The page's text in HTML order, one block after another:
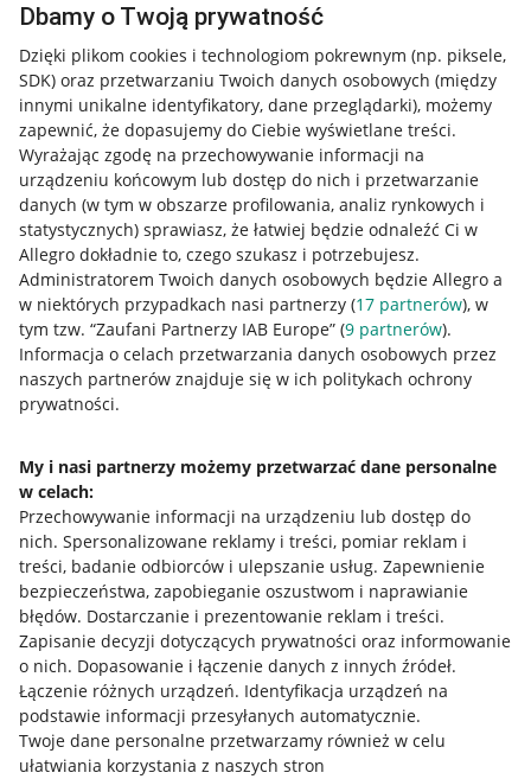
Dbamy o Twoją prywatność
Dzięki plikom cookies i technologiom pokrewnym (np. piksele,
SDK) oraz przetwarzaniu Twoich danych osobowych (między
innymi unikalne identyfikatory, dane przeglądarki), możemy
zapewnić, że dopasujemy do Ciebie wyświetlane treści.
Wyrażając zgodę na przechowywanie informacji na
urządzeniu końcowym lub dostęp do nich i przetwarzanie
danych (w tym w obszarze profilowania, analiz rynkowych i
statystycznych) sprawiasz, że łatwiej będzie odnaleźć Ci w
Allegro dokładnie to, czego szukasz i potrzebujesz.
Administratorem Twoich danych osobowych będzie Allegro a
w niektórych przypadkach nasi partnerzy (17 partnerów), w
tym tzw. “Zaufani Partnerzy IAB Europe” (9 partnerów).
Informacja o celach przetwarzania danych osobowych przez
naszych partnerów znajduje się w ich politykach ochrony
prywatności.
My i nasi partnerzy możemy przetwarzać dane personalne
w celach:
Przechowywanie informacji na urządzeniu lub dostęp do
nich. Spersonalizowane reklamy i treści, pomiar reklam i
treści, badanie odbiorców i ulepszanie usług. Zapewnienie
bezpieczeństwa, zapobieganie oszustwom i naprawianie
błędów. Dostarczanie i prezentowanie reklam i treści.
Zapisanie decyzji dotyczących prywatności oraz informowanie
o nich. Dopasowanie i łączenie danych z innych źródeł.
Łączenie różnych urządzeń. Identyfikacja urządzeń na
podstawie informacji przesyłanych automatycznie.
Twoje dane personalne przetwarzamy również w celu
ułatwiania korzystania z naszych stron
Nawigacja
Przydatne informacje
Jak to działa
Napisz do nas
Allegro Gadane dla kupujących
Mapa miejscowości
Informacje prawne
Regulamin
Polityka plików "cookies"
Ustawienia plików "cookies"
Udostępnianie lokalizacji